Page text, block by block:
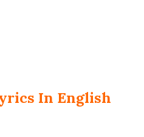
In English